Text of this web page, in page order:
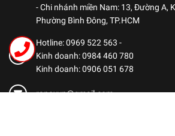
- Chi nhánh miền Nam: 13, Đường A,
Phường Bình Đông, TP.HCM
Hotline: 0969 522 563 -
Kinh doanh: 0984 460 780
Kinh doanh: 0906 051 678
ranoxvn@gmail.com